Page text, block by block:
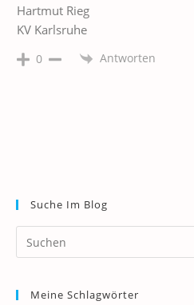
Hartmut Rieg
KV Karlsruhe
0 Antworten
Suche Im Blog
Meine Schlagwörter